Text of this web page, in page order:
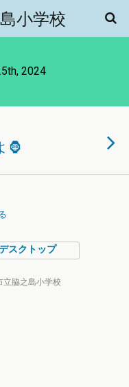
小学校
2024
🦍
スクトップ
脇之島小学校